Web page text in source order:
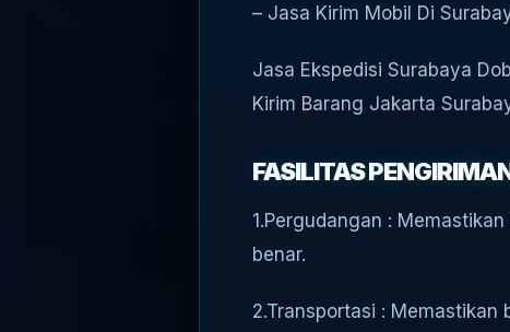
– Jasa Kirim Mobil Di
Jasa Ekspedisi Surabaya
Kirim Barang Jakarta
FASILITAS
1.Pergudangan :
benar.
2.Transportasi :